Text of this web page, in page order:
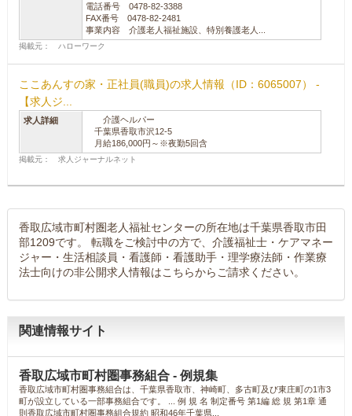
電話番号 0478-82-3388
FAX番号 0478-82-2481
事業内容 介護老人福祉施設、特別養護老人...
掲載元： ハローワーク
ここあんすの家・正社員(職員)の求人情報（ID：6065007） -
【求人ジ...
求人詳細
介護ヘルパー
千葉県香取市沢12-5
月給186,000円～※夜勤5回含
掲載元： 求人ジャーナルネット
香取広域市町村圏老人福祉センターの所在地は千葉県香取市田
部1209です。 転職をご検討中の方で、介護福祉士・ケアマネー
ジャー・生活相談員・看護師・看護助手・理学療法師・作業療
法士向けの非公開求人情報はこちらからご請求ください。
関連情報サイト
香取広域市町村圏事務組合 - 例規集
香取広域市町村圏事務組合は、千葉県香取市、神崎町、多古町及び東庄町の1市3
町が設立している一部事務組合です。 ... 例 規 名 制定番号 第1編 総 規 第1章 通
則香取広域市町村圏事務組合規約 昭和46年千葉県...